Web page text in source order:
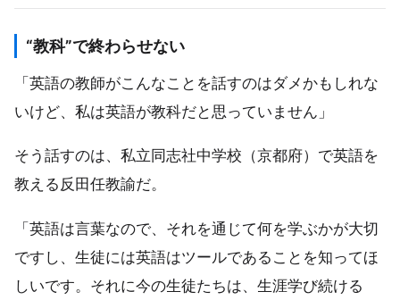
“教科”で終わらせない
「英語の教師がこんなことを話すのはダメかもしれな
いけど、私は英語が教科だと思っていません」
そう話すのは、私立同志社中学校（京都府）で英語を
教える反田任教諭だ。
「英語は言葉なので、それを通じて何を学ぶかが大切
ですし、生徒には英語はツールであることを知ってほ
しいです。それに今の生徒たちは、生涯学び続ける